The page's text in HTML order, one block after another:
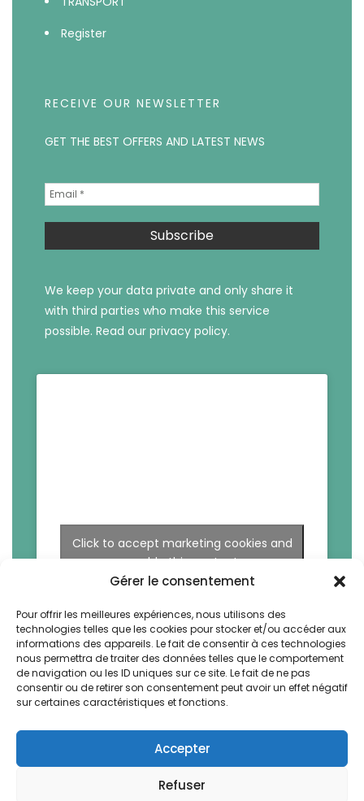
Gérer le consentement
Pour offrir les meilleures expériences, nous utilisons des
technologies telles que les cookies pour stocker et/ou accéder aux
informations des appareils. Le fait de consentir à ces technologies
nous permettra de traiter des données telles que le comportement
de navigation ou les ID uniques sur ce site. Le fait de ne pas
consentir ou de retirer son consentement peut avoir un effet négatif
sur certaines caractéristiques et fonctions.
Accepter
Refuser
Register
RECEIVE OUR NEWSLETTER
GET THE BEST OFFERS AND LATEST NEWS
We keep your data private and only share it
with third parties who make this service
possible. Read our privacy policy.
Click to accept marketing cookies and
enable this content
La Bruyere by Vegetal. All rights reserved -